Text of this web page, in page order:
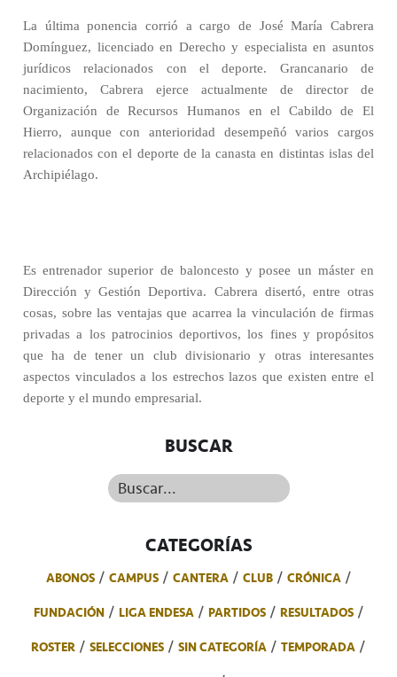
La última ponencia corrió a cargo de José María Cabrera
Domínguez, licenciado en Derecho y especialista en asuntos
jurídicos relacionados con el deporte. Grancanario de
nacimiento, Cabrera ejerce actualmente de director de
Organización de Recursos Humanos en el Cabildo de El
Hierro, aunque con anterioridad desempeñó varios cargos
relacionados con el deporte de la canasta en distintas islas del
Archipiélago.
Es entrenador superior de baloncesto y posee un máster en
Dirección y Gestión Deportiva. Cabrera disertó, entre otras
cosas, sobre las ventajas que acarrea la vinculación de firmas
privadas a los patrocinios deportivos, los fines y propósitos
que ha de tener un club divisionario y otras interesantes
aspectos vinculados a los estrechos lazos que existen entre el
deporte y el mundo empresarial.
BUSCAR
Buscar...
CATEGORÍAS
ABONOS CAMPUS CANTERA CLUB
CRÓNICA
FUNDACIÓN
LIGA ENDESA PARTIDOS
RESULTADOS
ROSTER
SELECCIONES SIN CATEGORÍA
TEMPORADA